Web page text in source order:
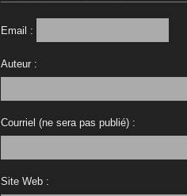
Email :
Auteur :
Courriel (ne sera pas publié) :
Site Web :